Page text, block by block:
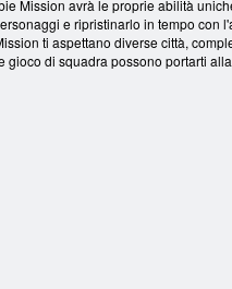
Mission avrà le proprie abilità
e ripristinarlo in tempo con
ti aspettano diverse città,
gioco di squadra possono portarti